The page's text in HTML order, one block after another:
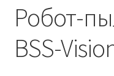
Робот-
BSS-